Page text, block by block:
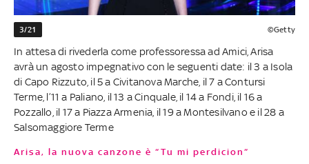
3/21 ©Getty
In attesa di rivederla come professoressa ad Amici, Arisa
avrà un agosto impegnativo con le seguenti date: il 3 a Isola
di Capo Rizzuto, il 5 a Civitanova Marche, il 7 a Contursi
Terme, l’11 a Paliano, il 13 a Cinquale, il 14 a Fondi, il 16 a
Pozzallo, il 17 a Piazza Armenia, il 19 a Montesilvano e il 28 a
Salsomaggiore Terme
Arisa, la nuova canzone è “Tu mi perdicion”